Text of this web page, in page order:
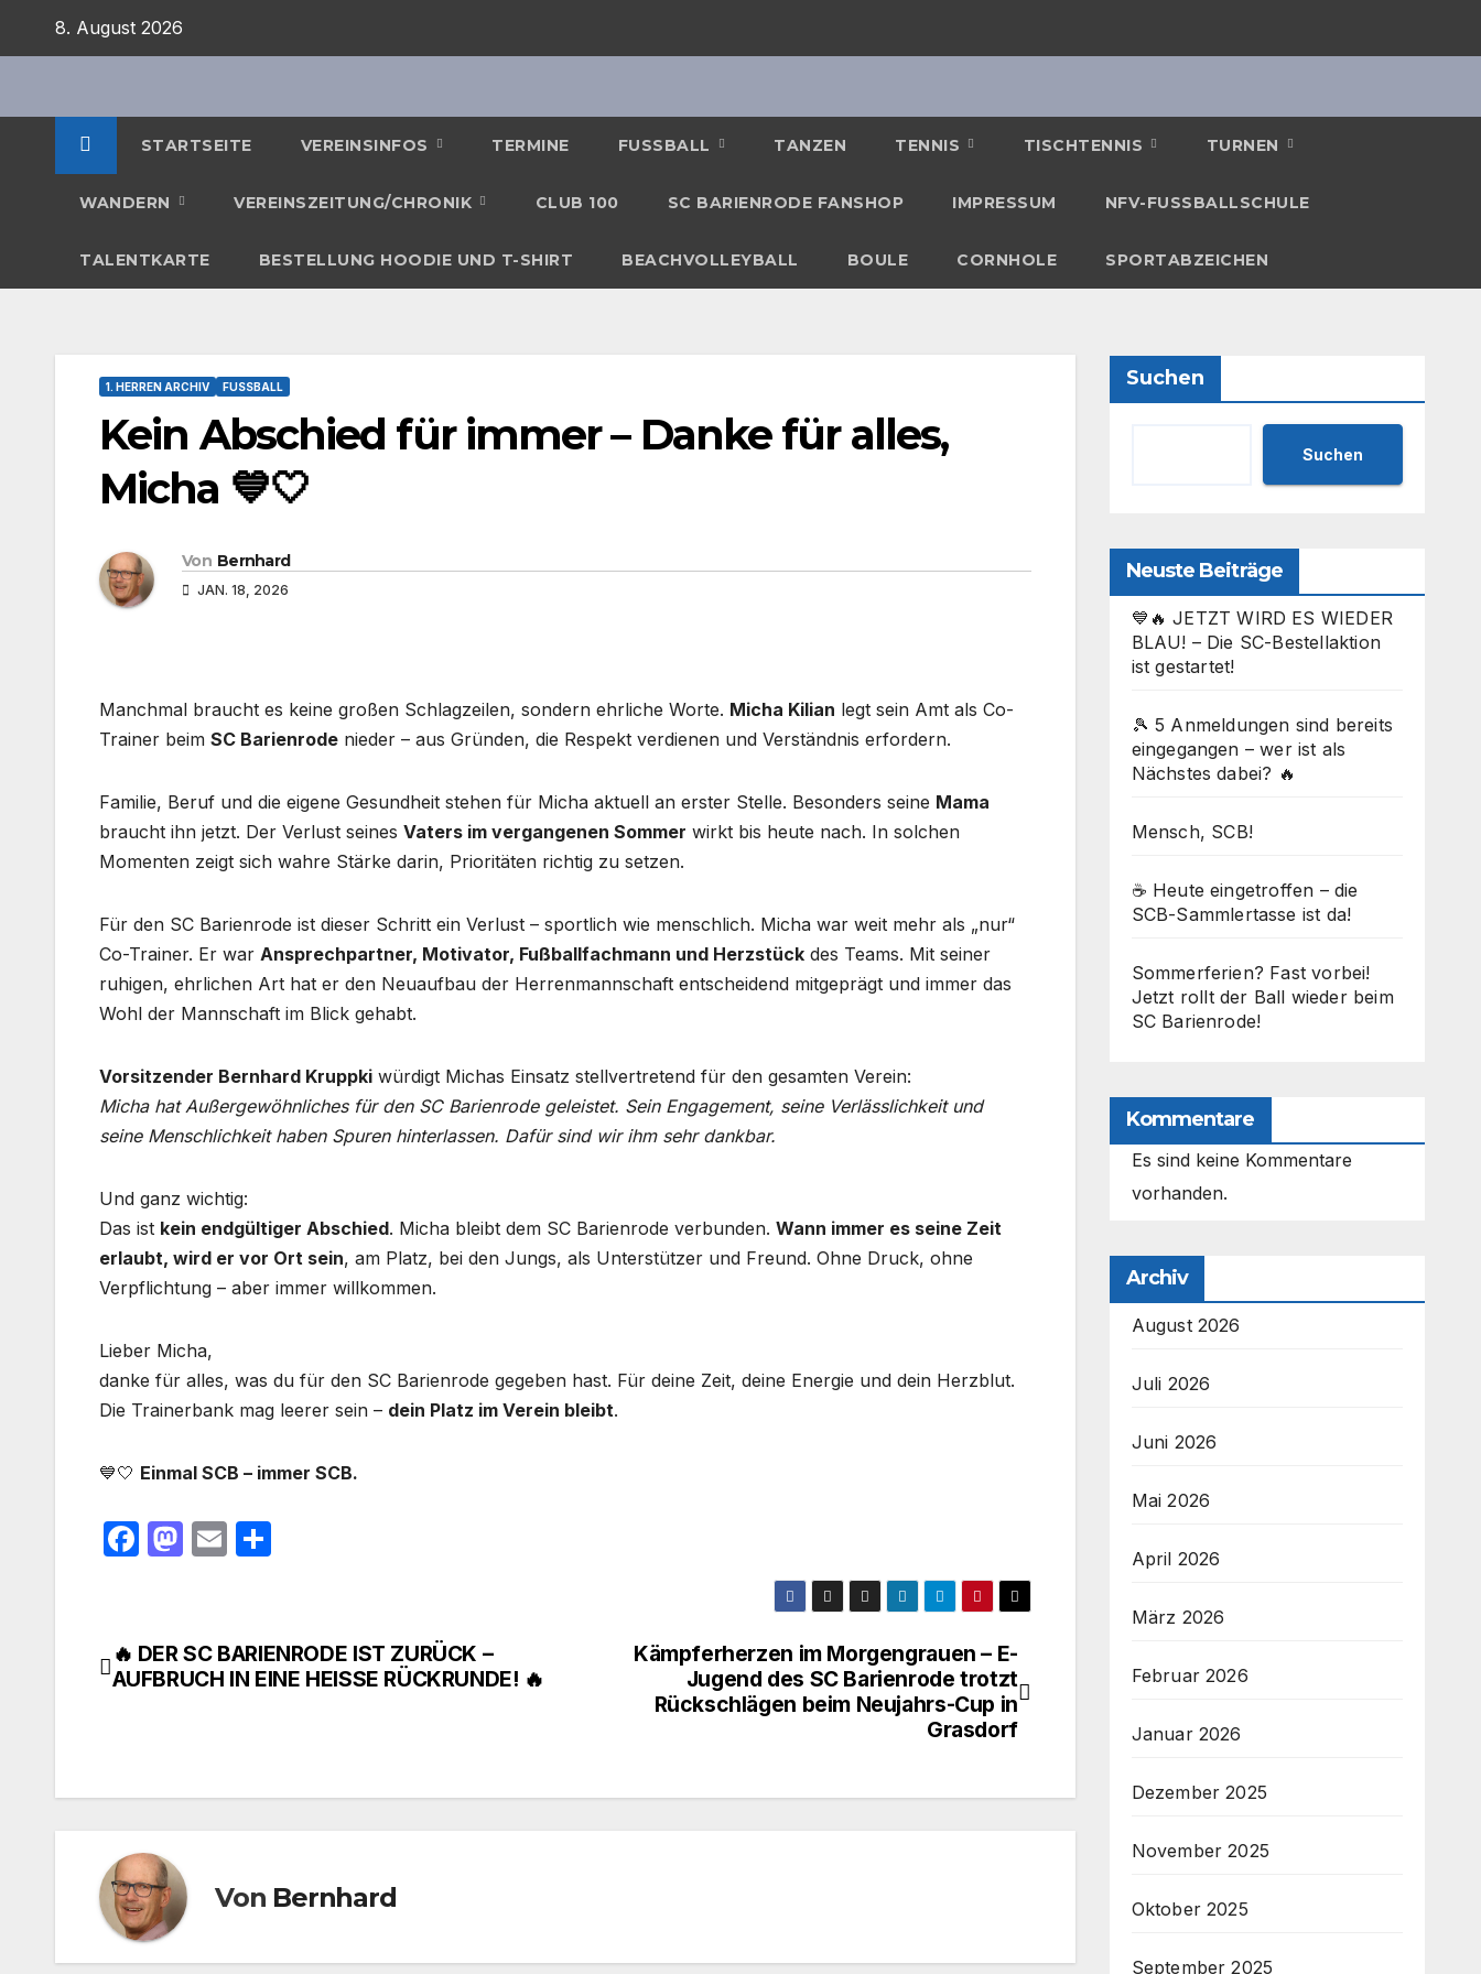
8. August 2026
STARTSEITE VEREINSINFOS TERMINE FUSSBALL TANZEN TENNIS TISCHTENNIS TURNEN
WANDERN VEREINSZEITUNG/CHRONIK CLUB 100 SC BARIENRODE FANSHOP IMPRESSUM NFV-FUSSBALLSCHULE
TALENTKARTE BESTELLUNG HOODIE UND T-SHIRT BEACHVOLLEYBALL BOULE CORNHOLE SPORTABZEICHEN
1. HERREN ARCHIV FUSSBALL
Kein Abschied für immer – Danke für alles,
Micha 💙🤍
Von Bernhard
JAN. 18, 2026
Manchmal braucht es keine großen Schlagzeilen, sondern ehrliche Worte. Micha Kilian legt sein Amt als Co-
Trainer beim SC Barienrode nieder – aus Gründen, die Respekt verdienen und Verständnis erfordern.
Familie, Beruf und die eigene Gesundheit stehen für Micha aktuell an erster Stelle. Besonders seine Mama
braucht ihn jetzt. Der Verlust seines Vaters im vergangenen Sommer wirkt bis heute nach. In solchen
Momenten zeigt sich wahre Stärke darin, Prioritäten richtig zu setzen.
Für den SC Barienrode ist dieser Schritt ein Verlust – sportlich wie menschlich. Micha war weit mehr als „nur“
Co-Trainer. Er war Ansprechpartner, Motivator, Fußballfachmann und Herzstück des Teams. Mit seiner
ruhigen, ehrlichen Art hat er den Neuaufbau der Herrenmannschaft entscheidend mitgeprägt und immer das
Wohl der Mannschaft im Blick gehabt.
Vorsitzender Bernhard Kruppki würdigt Michas Einsatz stellvertretend für den gesamten Verein:
Micha hat Außergewöhnliches für den SC Barienrode geleistet. Sein Engagement, seine Verlässlichkeit und
seine Menschlichkeit haben Spuren hinterlassen. Dafür sind wir ihm sehr dankbar.
Und ganz wichtig:
Das ist kein endgültiger Abschied. Micha bleibt dem SC Barienrode verbunden. Wann immer es seine Zeit
erlaubt, wird er vor Ort sein, am Platz, bei den Jungs, als Unterstützer und Freund. Ohne Druck, ohne
Verpflichtung – aber immer willkommen.
Lieber Micha,
danke für alles, was du für den SC Barienrode gegeben hast. Für deine Zeit, deine Energie und dein Herzblut.
Die Trainerbank mag leerer sein – dein Platz im Verein bleibt.
💙🤍 Einmal SCB – immer SCB.
F
e
b
M
o
d
E
n
Beitragsnavigation
Kämpferherzen im Morgengrauen – E-
Jugend des SC Barienrode trotzt
Rückschlägen beim Neujahrs-Cup in
Grasdorf
🔥 DER SC BARIENRODE IST ZURÜCK –
AUFBRUCH IN EINE HEISSE RÜCKRUNDE! 🔥
Von Bernhard
Suchen
Suchen
Neuste Beiträge
💙🔥 JETZT WIRD ES WIEDER
BLAU! – Die SC-Bestellaktion
ist gestartet!
🎾 5 Anmeldungen sind bereits
eingegangen – wer ist als
Nächstes dabei? 🔥
Mensch, SCB!
☕ Heute eingetroffen – die
SCB-Sammlertasse ist da!
Sommerferien? Fast vorbei!
Jetzt rollt der Ball wieder beim
SC Barienrode!
Kommentare
Es sind keine Kommentare
vorhanden.
Archiv
August 2026
Juli 2026
Juni 2026
Mai 2026
April 2026
März 2026
Februar 2026
Januar 2026
Dezember 2025
November 2025
Oktober 2025
September 2025